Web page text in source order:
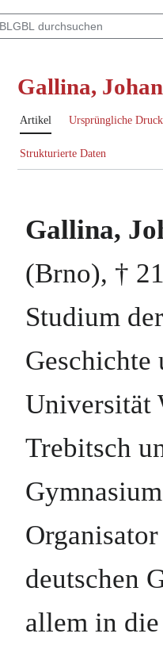
Gallina,
Artikel Ursprüngliche
Strukturierte Daten
Gallina,
(Brno), †
Studium
Geschichte
Universität
Trebitsch
deutschen
allem in